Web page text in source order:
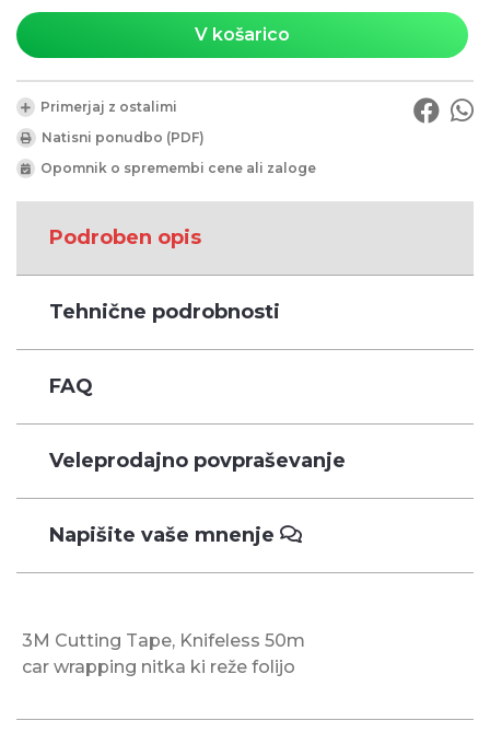
V košarico
Primerjaj z ostalimi
Natisni ponudbo (PDF)
Opomnik o spremembi cene ali zaloge
Podroben opis
Tehnične podrobnosti
FAQ
Veleprodajno povpraševanje
Napišite vaše mnenje
3M Cutting Tape, Knifeless 50m
car wrapping nitka ki reže folijo